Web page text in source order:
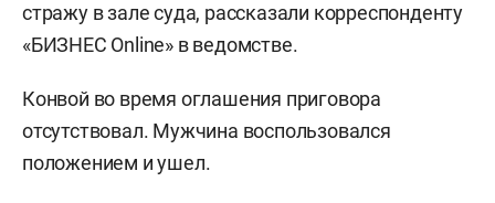
стражу в зале суда, рассказали корреспонденту
«БИЗНЕС Online» в ведомстве.
Конвой во время оглашения приговора
отсутствовал. Мужчина воспользовался
положением и ушел.